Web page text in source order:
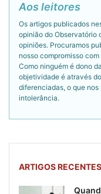
Aos leitores
Os artigos publicados
opinião do Observatório
opiniões. Procuramos
nosso compromisso
Como ninguém é dono
objetividade é através
diferenciadas, o que
intolerância.
ARTIGOS RECENTES